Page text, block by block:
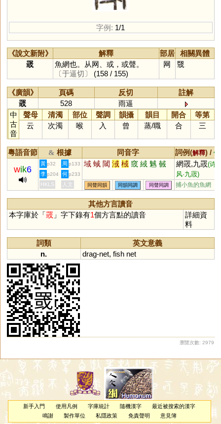
字例: 1/1
《說文新附》 解釋 部居
相關異體
罭
魚網也。从网、或，或聲。
〔于逼切〕
(158 / 155)
网 䍞
《廣韻》 頁碼 反切
註解
罭
528
雨逼
中
古
音
聲母 清濁 部位 聲調 韻攝 韻目 開合
等第
云
次濁 喉 入 曾 蒸/職 合 三
粵語音節 & 根據 同音字 詞例(解釋) /
wik6
黃 p32 周 p133 域 蜮 閾 淢 棫 窢 緎 魊 戫 網罭,九罭(诗·
风·九罭)
李 p204 何 p233
HKLS 人文 同聲同韻 同韻同調 同聲同調 捕小魚的魚網
其他方言讀音
本字庫於「罭 」字下錄有1個方言點的讀音
詳細資
料
詞類
英文意義
n.
drag-net, fish net
瀏覽次數: 2979
新手入門 使用凡例 字庫統計 隨機漢字
最近被搜索的漢字
鳴謝
製作單位 私隱政策 免責聲明 意見簿